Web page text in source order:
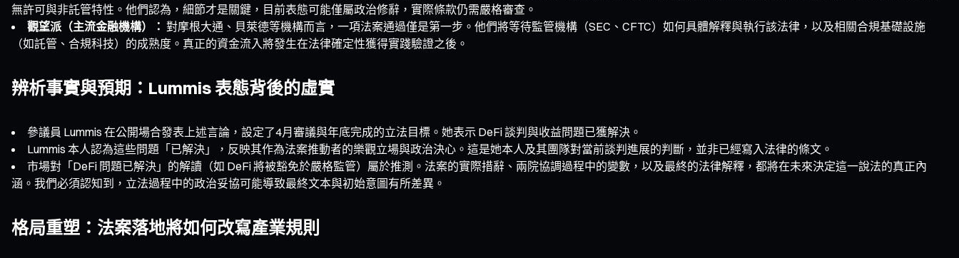
無許可與非託管特性。他們認為，細節才是關鍵，目前表態可能僅屬政治修辭，實際條款仍需嚴格審查。
觀望派（主流金融機構）： 對摩根大通、貝萊德等機構而言，一項法案通過僅是第一步。他們將等待監管機構（SEC、CFTC）如何具體解釋與執行該法律，以及相關合規基礎設施
（如託管、合規科技）的成熟度。真正的資金流入將發生在法律確定性獲得實踐驗證之後。
辨析事實與預期：Lummis 表態背後的虛實
參議員 Lummis 在公開場合發表上述言論，設定了4月審議與年底完成的立法目標。她表示 DeFi 談判與收益問題已獲解決。
Lummis 本人認為這些問題「已解決」，反映其作為法案推動者的樂觀立場與政治決心。這是她本人及其團隊對當前談判進展的判斷，並非已經寫入法律的條文。
市場對「DeFi 問題已解決」的解讀（如 DeFi 將被豁免於嚴格監管）屬於推測。法案的實際措辭、兩院協調過程中的變數，以及最終的法律解釋，都將在未來決定這一說法的真正內
涵。我們必須認知到，立法過程中的政治妥協可能導致最終文本與初始意圖有所差異。
格局重塑：法案落地將如何改寫產業規則